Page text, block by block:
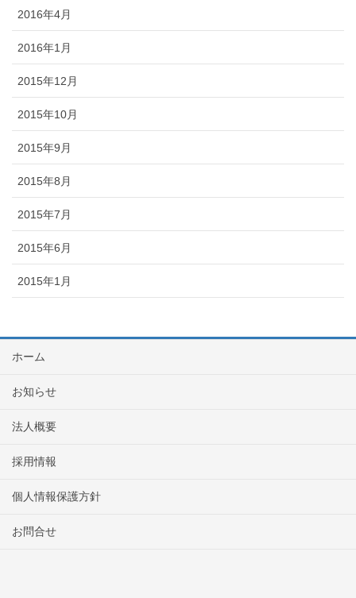
2016年4月
2016年1月
2015年12月
2015年10月
2015年9月
2015年8月
2015年7月
2015年6月
2015年1月
ホーム
お知らせ
法人概要
採用情報
個人情報保護方針
お問合せ